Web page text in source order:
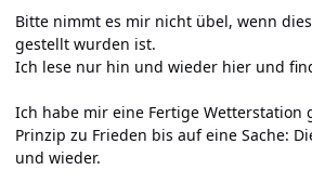
Bitte nimmt es mir nicht übel, wenn
gestellt wurden ist.
Ich lese nur hin und wieder hier und
Ich habe mir eine Fertige Wetterstation
Prinzip zu Frieden bis auf eine Sache:
und wieder.